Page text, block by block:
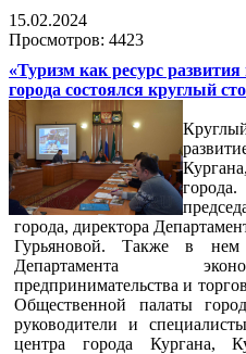
15.02.2024
Просмотров: 4423
«Туризм как ресурс
города состоялся круглый
города, директора
Гурьяновой. Также в нем
Департамента
предпринимательства и
Общественной палаты
руководители и
центра города Кургана,